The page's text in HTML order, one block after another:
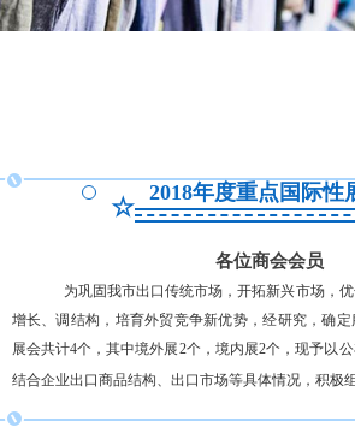
☆ 2018年度重点国际性
各位商会会员
为巩固我市出口传统市场，开拓新兴市场，
增长、调结构，培育外贸竞争新优势，经研究，确
展会共计4个，其中境外展2个，境内展2个，现予以
结合企业出口商品结构、出口市场等具体情况， 积极